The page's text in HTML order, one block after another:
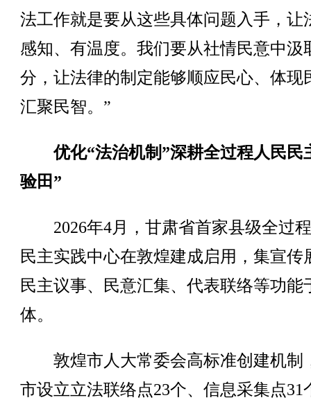
法工作就是要从这些具体问题入手，让
感知、有温度。我们要从社情民意中汲
分，让法律的制定能够顺应民心、体现
汇聚民智。”
优化“法治机制”深耕全过程人民民
验田”
2026年4月，甘肃省首家县级全过
民主实践中心在敦煌建成启用，集宣传
民主议事、民意汇集、代表联络等功能
体。
敦煌市人大常委会高标准创建机制
市设立立法联络点23个、信息采集点31